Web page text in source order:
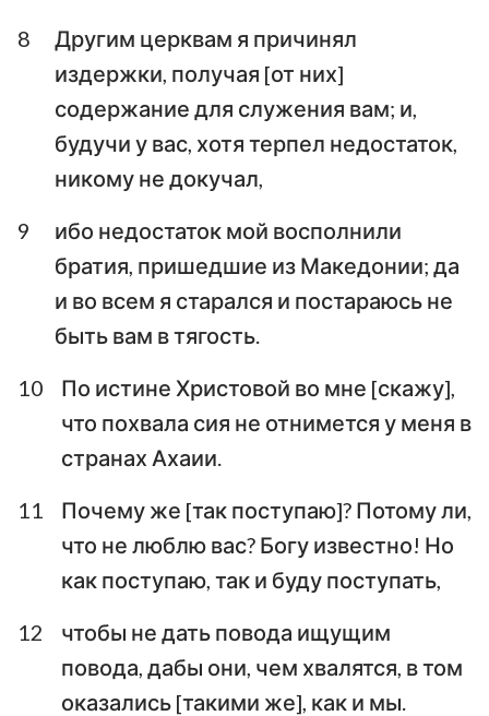
8
Другим церквам я причинял
издержки, получая [от них]
содержание для служения вам; и,
будучи у вас, хотя терпел недостаток,
никому не докучал,
9
ибо недостаток мой восполнили
братия, пришедшие из Македонии; да
и во всем я старался и постараюсь не
быть вам в тягость.
10
По истине Христовой во мне [скажу],
что похвала сия не отнимется у меня в
странах Ахаии.
11
Почему же [так поступаю]? Потому ли,
что не люблю вас? Богу известно! Но
как поступаю, так и буду поступать,
12
чтобы не дать повода ищущим
повода, дабы они, чем хвалятся, в том
оказались [такими же], как и мы.